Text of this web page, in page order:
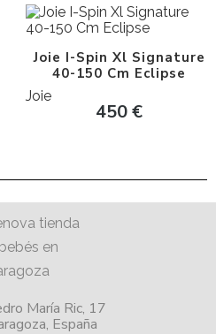
Joie I-Spin Xl Signature
40-150 Cm Eclipse
Joie
450€
María Ric, 17
España